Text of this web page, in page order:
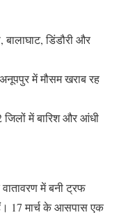
बालाघाट, डिंडौरी और
अनूपपुर में मौसम खराब रह
जिलों में बारिश और आंधी
वातावरण में बनी ट्रफ
17 मार्च के आसपास एक